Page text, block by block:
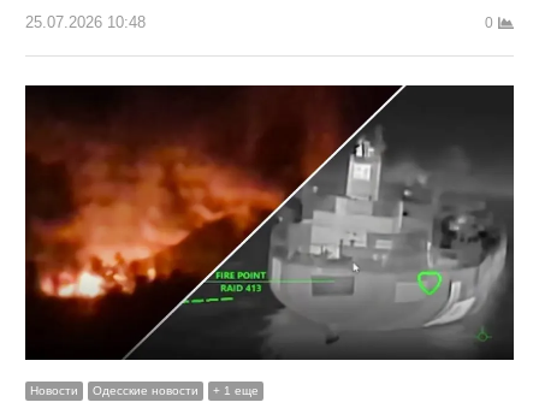
25.07.2026 10:48 0
Новости Одесские новости + 1 еще